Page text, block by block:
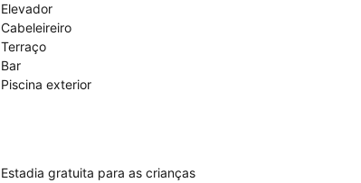
Elevador
Cabeleireiro
Terraço
Bar
Piscina exterior
Estadia gratuita para as crianças